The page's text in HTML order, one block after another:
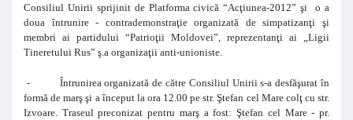
Consiliul Unirii sprijinit de Platforma civică “Acţiunea-2012” şi o a
doua întrunire - contrademonstraţie organizată de simpatizanţi şi
membri ai partidului “Patrioţii Moldovei”, reprezentanţi ai „Ligii
Tineretului Rus” ş.a organizaţii anti-unioniste.
- Întrunirea organizată de către Consiliul Unirii s-a desfăşurat în
formă de marş şi a început la ora 12.00 pe str. Ştefan cel Mare colţ cu str.
Izvoare. Traseul preconizat pentru marş a fost: Ştefan cel Mare - pr.